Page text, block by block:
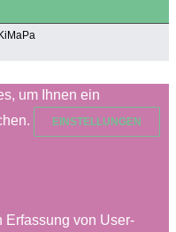
um Ihnen ein
EINSTELLUNGEN
Erfassung von User-